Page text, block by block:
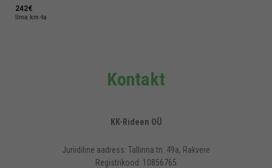
242€
Ilma km-ta
Kontakt
KK-Rideen OÜ
Juriidiline aadress: Tallinna tn. 49a, Rakvere
Registrikood: 10856765